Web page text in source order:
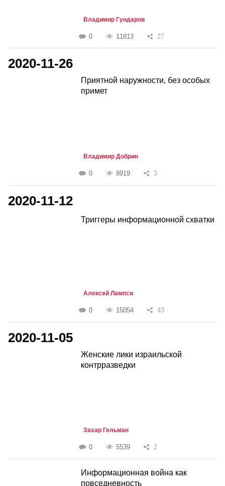
Владимир Гундаров
0 11813 27
2020-11-26
Приятной наружности, без особых
примет
Владимир Добрин
0 8919 3
2020-11-12
Триггеры информационной схватки
Алексей Лампси
0 15054 43
2020-11-05
Женские лики израильской
контрразведки
Захар Гельман
0 5539 2
Информационная война как
повседневность